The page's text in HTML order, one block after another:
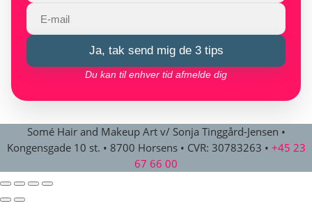
Ja, tak send mig de 3 tips
Du kan til enhver tid afmelde dig
Somé Hair and Makeup Art v/ Sonja Tinggård-Jensen •
Kongensgade 10 st. • 8700 Horsens • CVR: 30783263 • +45 23
67 66 00